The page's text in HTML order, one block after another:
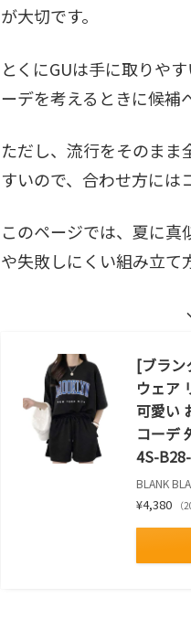
が大切です。
とくにGUは手に取りや
ーデを考えるときに候補
ただし、流行をそのま
すいので、合わせ方には
このページでは、夏に
や失敗しにくい組み立て
[ブラン
ウェア
可愛い
コーデ
4S-
BLANK
¥4,380